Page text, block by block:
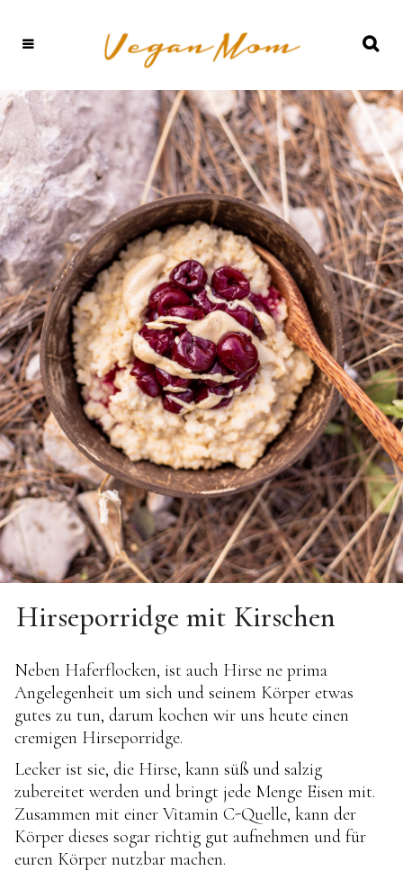
Hirseporridge mit Kirschen
Neben Haferflocken, ist auch Hirse ne prima
Angelegenheit um sich und seinem Körper etwas
gutes zu tun, darum kochen wir uns heute einen
cremigen Hirseporridge.
Lecker ist sie, die Hirse, kann süß und salzig
zubereitet werden und bringt jede Menge Eisen mit.
Zusammen mit einer Vitamin C-Quelle, kann der
Körper dieses sogar richtig gut aufnehmen und für
euren Körper nutzbar machen.